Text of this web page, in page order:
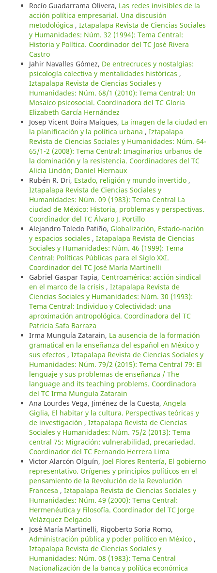
Rocío Guadarrama Olivera, Las redes invisibles de la
acción política empresarial. Una discusión
metodológica , Iztapalapa Revista de Ciencias Sociales
y Humanidades: Núm. 32 (1994): Tema Central:
Historia y Política. Coordinador del TC José Rivera
Castro
Jahir Navalles Gómez, De entrecruces y nostalgias:
psicología colectiva y mentalidades históricas ,
Iztapalapa Revista de Ciencias Sociales y
Humanidades: Núm. 68/1 (2010): Tema Central: Un
Mosaico psicosocial. Coordinadora del TC Gloria
Elizabeth García Hernández
Josep Vicent Boira Maiques, La imagen de la ciudad en
la planificación y la política urbana , Iztapalapa
Revista de Ciencias Sociales y Humanidades: Núm. 64-
65/1-2 (2008): Tema Central: Imaginarios urbanos de
la dominación y la resistencia. Coordinadores del TC
Alicia Lindón; Daniel Hiernaux
Rubén R. Dri, Estado, religión y mundo invertido ,
Iztapalapa Revista de Ciencias Sociales y
Humanidades: Núm. 09 (1983): Tema Central La
ciudad de México: Historia, problemas y perspectivas.
Coordinador del TC Álvaro J. Portillo
Alejandro Toledo Patiño, Globalización, Estado-nación
y espacios sociales , Iztapalapa Revista de Ciencias
Sociales y Humanidades: Núm. 46 (1999): Tema
Central: Políticas Públicas para el Siglo XXI.
Coordinador del TC José María Martinelli
Gabriel Gaspar Tapia, Centroamérica: acción sindical
en el marco de la crisis , Iztapalapa Revista de
Ciencias Sociales y Humanidades: Núm. 30 (1993):
Tema Central: Individuo y Colectividad: una
aproximación antropológica. Coordinadora del TC
Patricia Safa Barraza
Irma Munguía Zatarain, La ausencia de la formación
gramatical en la enseñanza del español en México y
sus efectos , Iztapalapa Revista de Ciencias Sociales y
Humanidades: Núm. 79/2 (2015): Tema Central 79: El
lenguaje y sus problemas de enseñanza / The
language and its teaching problems. Coordinadora
del TC Irma Munguía Zatarain
Ana Lourdes Vega, Jiménez de la Cuesta, Angela
Giglia, El habitar y la cultura. Perspectivas teóricas y
de investigación , Iztapalapa Revista de Ciencias
Sociales y Humanidades: Núm. 75/2 (2013): Tema
central 75: Migración: vulnerabilidad, precariedad.
Coordinador del TC Fernando Herrera Lima
Victor Alarcón Olguín, Joel Flores Rentería, El gobierno
representativo. Orígenes y principios políticos en el
pensamiento de la Revolución de la Revolución
Francesa , Iztapalapa Revista de Ciencias Sociales y
Humanidades: Núm. 49 (2000): Tema Central:
Hermenéutica y Filosofía. Coordinador del TC Jorge
Velázquez Delgado
José María Martinelli, Rigoberto Soria Romo,
Administración pública y poder político en México ,
Iztapalapa Revista de Ciencias Sociales y
Humanidades: Núm. 08 (1983): Tema Central
Nacionalización de la banca y política económica